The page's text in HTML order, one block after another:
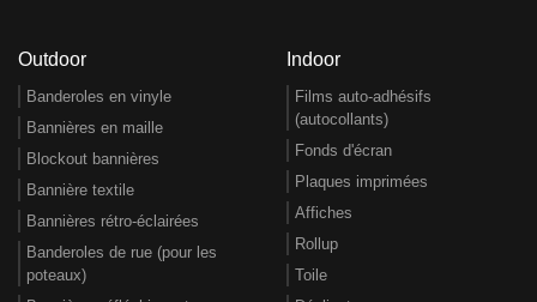
Outdoor
Banderoles en vinyle
Bannières en maille
Blockout bannières
Bannière textile
Bannières rétro-éclairées
Banderoles de rue (pour les
poteaux)
Indoor
Films auto-adhésifs
(autocollants)
Fonds d'écran
Plaques imprimées
Affiches
Rollup
Toile